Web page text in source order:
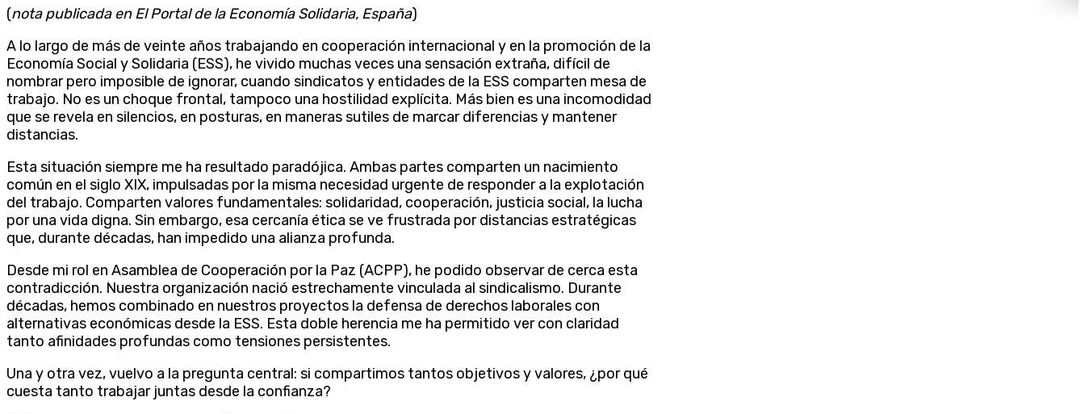
(nota publicada en El Portal de la Economía Solidaria, España)
A lo largo de más de veinte años trabajando en cooperación internacional y en la promoción de la
Economía Social y Solidaria (ESS), he vivido muchas veces una sensación extraña, difícil de
nombrar pero imposible de ignorar, cuando sindicatos y entidades de la ESS comparten mesa de
trabajo. No es un choque frontal, tampoco una hostilidad explícita. Más bien es una incomodidad
que se revela en silencios, en posturas, en maneras sutiles de marcar diferencias y mantener
distancias.
Esta situación siempre me ha resultado paradójica. Ambas partes comparten un nacimiento
común en el siglo XIX, impulsadas por la misma necesidad urgente de responder a la explotación
del trabajo. Comparten valores fundamentales: solidaridad, cooperación, justicia social, la lucha
por una vida digna. Sin embargo, esa cercanía ética se ve frustrada por distancias estratégicas
que, durante décadas, han impedido una alianza profunda.
Desde mi rol en Asamblea de Cooperación por la Paz (ACPP), he podido observar de cerca esta
contradicción. Nuestra organización nació estrechamente vinculada al sindicalismo. Durante
décadas, hemos combinado en nuestros proyectos la defensa de derechos laborales con
alternativas económicas desde la ESS. Esta doble herencia me ha permitido ver con claridad
tanto afinidades profundas como tensiones persistentes.
Una y otra vez, vuelvo a la pregunta central: si compartimos tantos objetivos y valores, ¿por qué
cuesta tanto trabajar juntas desde la confianza?